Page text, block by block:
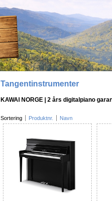
Tangentinstrumenter
KAWAI NORGE | 2 års digitalpiano
Sortering Produktnr. Navn